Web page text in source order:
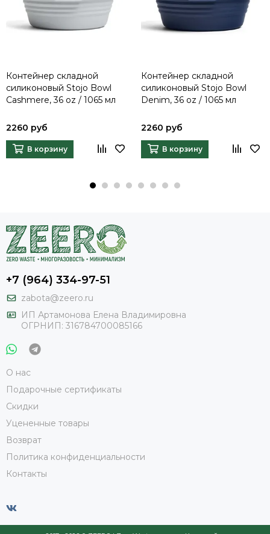
Контейнер складной
силиконовый Stojo Bowl
Cashmere, 36 oz / 1065 мл
2260 руб
В корзину
Контейнер складной
силиконовый Stojo Bowl
Denim, 36 oz / 1065 мл
2260 руб
В корзину
+7 (964) 334-97-51
zabota@zeero.ru
И П Артамонова Елена Владимировна
ОГРНИП: 316784700085166
О нас
Подарочные сертификаты
Скидки
Уцененные товары
Возврат
Политика конфиденциальности
Контакты